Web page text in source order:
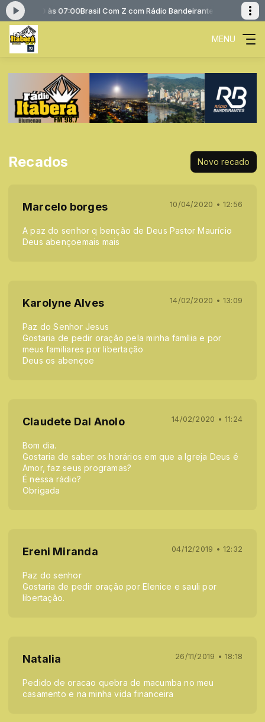
às 07:00Brasil Com Z com Rádio Bandeirantes das 06:00 às
MENU
Recados Novo recado
Marcelo borges 10/04/2020 • 12:56
A paz do senhor q benção de Deus Pastor Maurício
Deus abençoemais mais
Karolyne Alves 14/02/2020 • 13:09
Paz do Senhor Jesus
Gostaria de pedir oração pela minha família e por
meus familiares por libertação
Deus os abençoe
Claudete Dal Anolo 14/02/2020 • 11:24
Bom dia.
Gostaria de saber os horários em que a Igreja Deus é
Amor, faz seus programas?
É nessa rádio?
Obrigada
Ereni Miranda 04/12/2019 • 12:32
Paz do senhor
Gostaria de pedir oração por Elenice e sauli por
libertação.
Natalia 26/11/2019 • 18:18
Pedido de oracao quebra de macumba no meu
casamento e na minha vida financeira